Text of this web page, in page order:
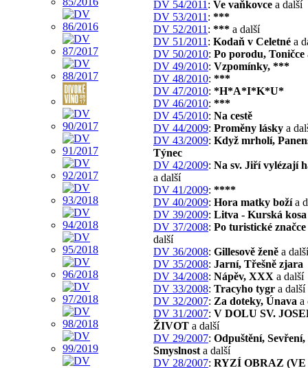
DV 54/2011 : Ve vaňkovce a další
DV 53/2011 : ***
DV 52/2011 : *** a další
DV 51/2011 : Kodaň v Celetné a
DV 50/2010: Po porodu, Toničce
DV 49/2010: Vzpomínky, ***
DV 48/2010: ***
DV 47/2010: *H*A*I*K*U*
DV 46/2010: ***
DV 45/2010: Na cestě
DV 44/2009: Proměny lásky a
DV 43/2009: Když mrholí,
Týnec
DV 42/2009: Na sv. Jiří vylézají
a další
DV 41/2009: ****
DV 40/2009: Hora matky božía
DV 39/2009: Litva - Kurská kosa
DV 37/2008: Po turistické značce
další
DV 36/2008: Gillesově ženě a další
DV 35/2008: Jarní, Třešně zjara
DV 34/2008: Nápěv, XXX a další
DV 33/2008: Tracyho tygr a další
DV 32/2007: Za doteky, Únava a
DV 31/2007: V DOLU SV.
ŽIVOT a další
DV 29/2007: Odpuštění, Sevření,
Smyslnost a další
DV 28/2007: RYZÍ OBRAZ (VE